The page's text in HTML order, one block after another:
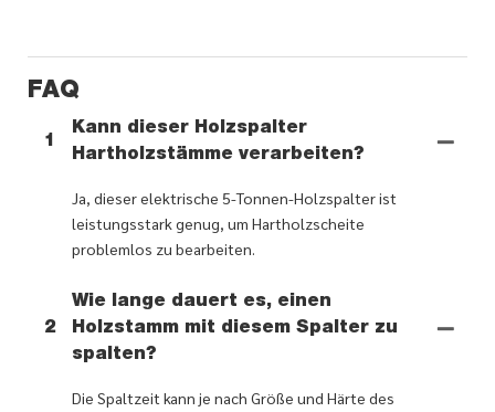
FAQ
1
Kann dieser Holzspalter
Hartholzstämme verarbeiten?
Ja, dieser elektrische 5-Tonnen-Holzspalter ist
leistungsstark genug, um Hartholzscheite
problemlos zu bearbeiten.
2
Wie lange dauert es, einen
Holzstamm mit diesem Spalter zu
spalten?
Die Spaltzeit kann je nach Größe und Härte des